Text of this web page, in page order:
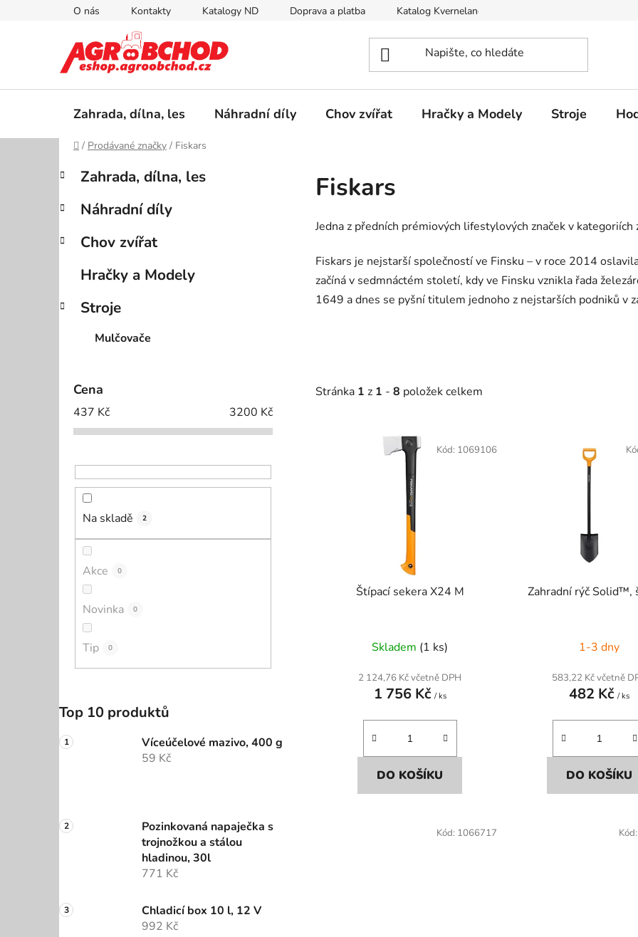
O nás Kontakty Katalogy ND Doprava a platba Katalog Kverneland
Zahrada, dílna, les Náhradní díly Chov zvířat Hračky a Modely Stroje
Domů
/ Prodávané značky / Fiskars
P
s
r
n
í
Přeskočit
kategorie
K
a
e
o
Zahrada, dílna, les
Náhradní díly
Chov zvířat
Hračky a Modely
Stroje
Mulčovače
Cena
437 Kč 3200 Kč
Na skladě 2
Akce 0
Novinka 0
Tip 0
Top 10 produktů
Víceúčelové mazivo, 400 g
59 Kč
Pozinkovaná napaječka s
trojnožkou a stálou
hladinou, 30l
771 Kč
Chladicí box 10 l, 12 V
992 Kč
Fiskars
Jedna z předních prémiových lifestylových značek v
Fiskars je nejstarší společností ve Finsku – v roce 2014
začíná v sedmnáctém století, kdy ve Finsku vznikla řada
1649 a dnes se pyšní titulem jednoho z nejstarších podniků v
Stránka 1 z 1 - 8 položek celkem
Štípací sekera X24 M
Skladem (1 ks)
2 124,76 Kč včetně DPH
1 756 Kč / ks
DO KOŠÍKU
Kód: 1069106
Zahradní rýč Solid™,
1-3 dny
583,22 Kč včetně
482 Kč/ ks
DO KOŠÍKU
Kód: 1066717